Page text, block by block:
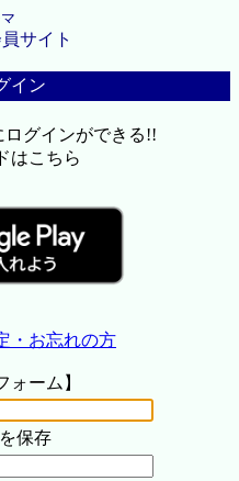
サイト
イン
グインができる!!
はこちら
・お忘れの方
ォーム】
保存